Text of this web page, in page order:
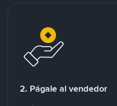
2. Págale al vendedor